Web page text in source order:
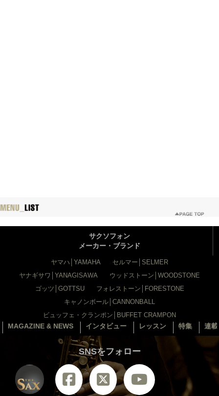
サクソフォン
メーカー・ブランド
ヤマハ│YAMAHA
セルマー│SELMER
ヤナギサワ│YANAGISAWA
ウッドストーン│WOODSTONE
ゴッツ│GOTTSU
フォレストーン│FORESTONE
キャノンボール│CANNONBALL
ビュッフェ・クランポン│BUFFET CRAMPON
MAGAZINE & NEWS インタビュー レッスン 特集 連
SNSをフォロー